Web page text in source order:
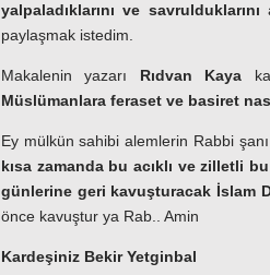
yalpaladıklarını ve savrulduklarını
paylaşmak istedim.
Makalenin yazarı Rıdvan Kaya
Müslümanlara feraset ve basiret
Ey mülkün sahibi alemlerin Rabbi şanı
kısa zamanda bu acıklı ve zilletli
günlerine geri kavuşturacak İslam
önce kavuştur ya Rab.. Amin
Kardeşiniz Bekir Yetginbal